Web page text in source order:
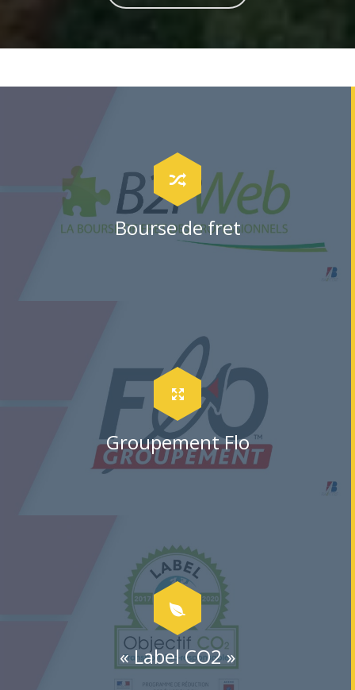
Bourse de fret
Groupement Flo
« Label CO2 »